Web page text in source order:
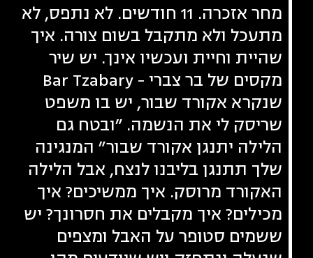
מחר אזכרה. 11 חודשים. לא נתפס, לא
מתעכל ולא מתקבל בשום צורה. איך
שהיית וחיית ועכשיו אינך. יש שיר
מקסים של בר צברי - Bar Tzabary
שנקרא אקורד שבור, יש בו משפט
שריסק לי את הנשמה. ״ובטח גם
הלילה יתנגן אקורד שבור״ המנגינה
שלך תתנגן בליבנו לנצח, אבל הלילה
האקורד מרוסק. איך ממשיכים? איך
מכילים? איך מקבלים את חסרונך? יש
ששמים סטופר על האבל ומצפים